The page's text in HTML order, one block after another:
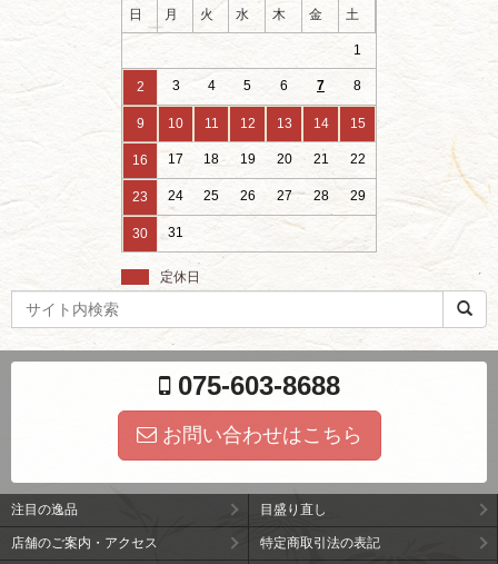
日 月 火 水 木 金 土
1
2 3 4 5 6 7 8
9 10 11 12 13 14 15
16 17 18 19 20 21 22
23 24 25 26 27 28 29
30 31
定休日
ー
075-603-8688
お問い合わせはこちら
注目の逸品 目盛り直し
店舗のご案内・アクセス 特定商取引法の表記